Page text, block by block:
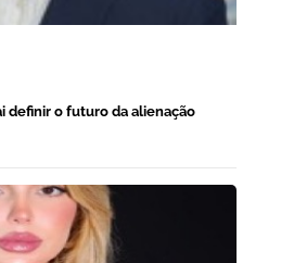
definir o futuro da alienação